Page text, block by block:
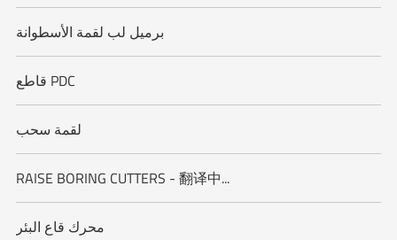
برميل لب لقمة الأسطوانة
قاطع PDC
لقمة سحب
RAISE BORING CUTTERS - 翻译中...
محرك قاع البئر